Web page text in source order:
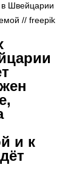
в Швейцарии
// freepik
и к